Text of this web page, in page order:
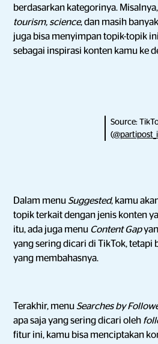
berdasarkan kategorinya. Misalnya,
tourism, science, dan masih
juga bisa menyimpan topik-topik
sebagai inspirasi konten kamu ke
Source:
(
Dalam menuSuggested, kamu
topik terkait dengan jenis konten
itu, ada juga menu Content Gap
yang sering dicari di TikTok, tetapi
yang membahasnya.
Terakhir, menuSearches by
apa saja yang sering dicari oleh
fitur ini, kamu bisa menciptakan